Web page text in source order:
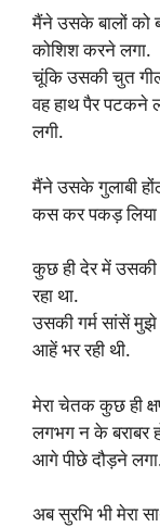
मैंने उसके बालों को
कोशिश करने लगा.
चूंकि उसकी चुत
वह हाथ पैर पटकने
लगी.
मैंने उसके गुलाबी
कस कर पकड़ लिया
कुछ ही देर में उसकी
रहा था.
उसकी गर्म सांसें मुझे
आहें भर रही थी.
मेरा चेतक कुछ ही
लगभग न के बराबर
आगे पीछे दौड़ने
अब सुरभि भी मेरा